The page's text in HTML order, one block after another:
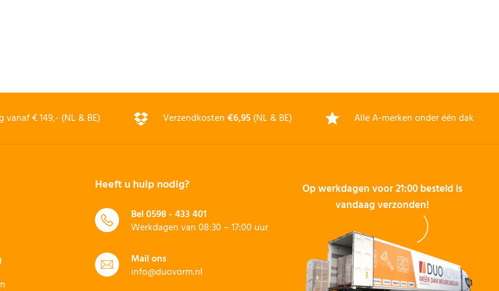
vanaf € 149,- (NL & BE) Verzendkosten€6,95(NL & BE) Alle A-merken onder één dak
Heeft u hulp nodig?
Bel0598 - 433 401
Werkdagen van 08:30 – 17:00 uur
Mail ons
info@duovorm.nl
Op werkdagen voor 21:00 besteld is
vandaag verzonden!